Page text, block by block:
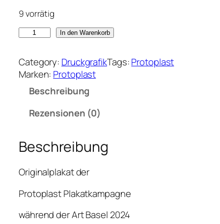
9 vorrätig
O
T
O
T
–
A
R
T
A
In den Warenkorb
Category: DruckgrafikTags:Protoplast
Marken: Protoplast
Beschreibung
Rezensionen (0)
Beschreibung
Originalplakat der
Protoplast Plakatkampagne
während der Art Basel 2024